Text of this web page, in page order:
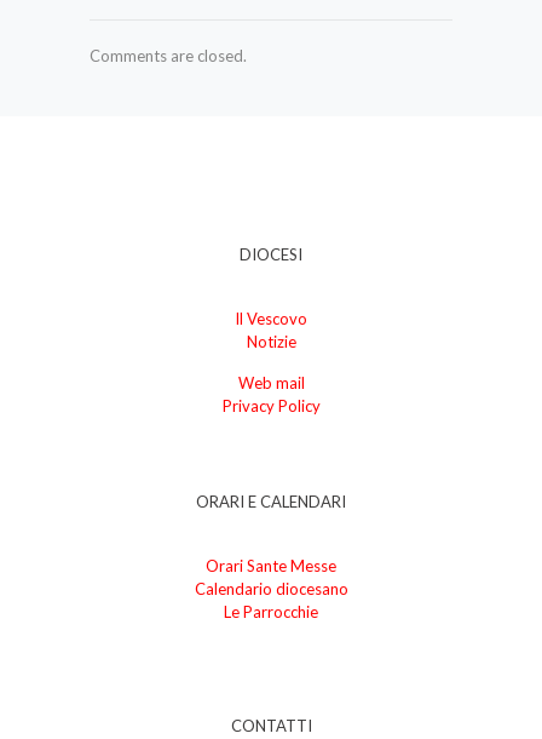
Comments are closed.
DIOCESI
Il Vescovo
Notizie
Web mail
Privacy Policy
ORARI E CALENDARI
Orari Sante Messe
Calendario diocesano
Le Parrocchie
CONTATTI